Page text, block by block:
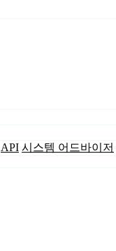
API 시스템 어드바이저